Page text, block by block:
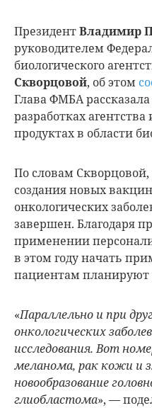
ПрезидентВладимир
руководителем
биологического
Скворцовой, об этом
Глава ФМБА
разработках
продуктах в области
По словам
создания новых
онкологических
завершен. Благодаря
применении
в этом году начать
пациентам планируют
«Параллельно и при
онкологических
исследования. Вот
меланома, рак кожи и
новообразование
глиобластома», —